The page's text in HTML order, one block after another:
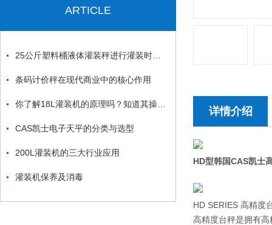
ARTICLE
条码计价秤在现代商业中的核心作用
CAS凯士电子天平的分类与选型
200L灌装机的三大行业应用
灌装机保养及消毒
详情介绍
HD型韩国CAS凯士
HD SERIES 高精度
高精度台秤是拥有